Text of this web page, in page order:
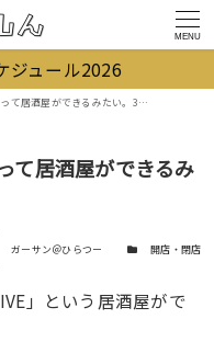
MENU
ジュール2026
ができるみたい。3月オープン予定
て居酒屋ができるみ
ガーサン＠ひらつー カテゴリー開店・閉店
」という居酒屋がで